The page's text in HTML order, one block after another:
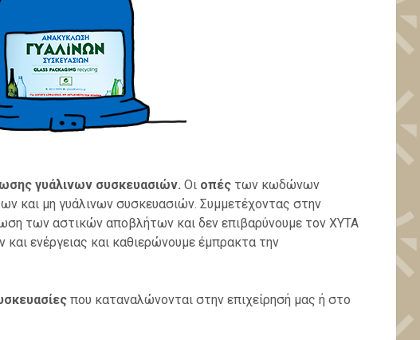
γυάλινων συσκευασιών. Oι οπέςτων κωδώνων
και μη γυάλινων συσκευασιών. Συμμετέχοντας στην
των αστικών αποβλήτων και δεν επιβαρύνουμε τον ΧΥΤΑ
ενέργειας και καθιερώνουμε έμπρακτα την
που καταναλώνονται στην επιχείρησή μας ή στο